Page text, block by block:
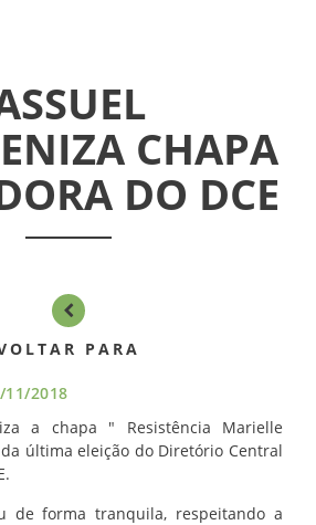
CHAPA
DO DCE
PARA
11/2018
a chapa " Resistência Marielle
última eleição do Diretório Central
de forma tranquila, respeitando a